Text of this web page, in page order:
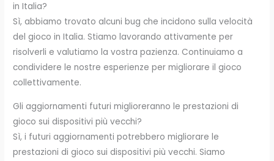
in Italia?
Sì, abbiamo trovato alcuni bug che incidono sulla velocità
del gioco in Italia. Stiamo lavorando attivamente per
risolverli e valutiamo la vostra pazienza. Continuiamo a
condividere le nostre esperienze per migliorare il gioco
collettivamente.
Gli aggiornamenti futuri miglioreranno le prestazioni di
gioco sui dispositivi più vecchi?
Sì, i futuri aggiornamenti potrebbero migliorare le
prestazioni di gioco sui dispositivi più vecchi. Siamo